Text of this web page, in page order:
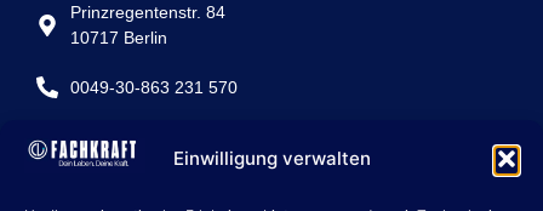
Einwilligung verwalten
Prinzregentenstr. 84
10717 Berlin
0049-30-863 231 570
info@fachkraft-betriebe.de
Rechtliche Seiten